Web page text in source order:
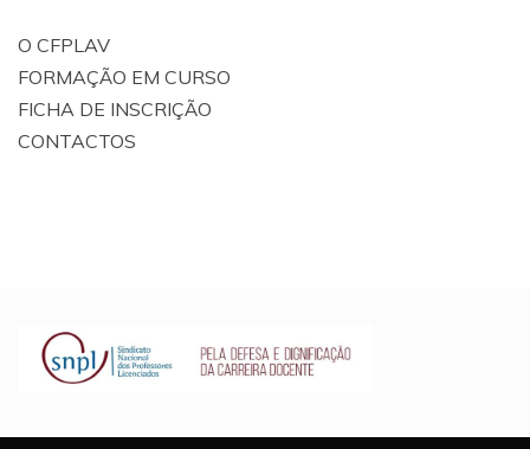
O CFPLAV
FORMAÇÃO EM CURSO
FICHA DE INSCRIÇÃO
CONTACTOS